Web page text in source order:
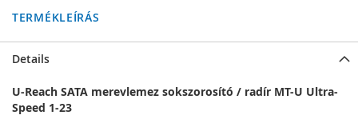
TERMÉKLEÍRÁS
Details
U-Reach SATA merevlemez sokszorosító / radír MT-U Ultra-
Speed 1-23